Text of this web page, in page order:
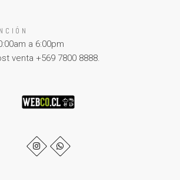
a 6:00pm
venta +569 7800 8888.